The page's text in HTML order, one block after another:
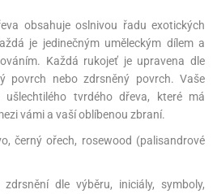
obsahuje oslnivou řadu exotických
je jedinečným uměleckým dílem a
Každá rukojeť je upravena dle
povrch nebo zdrsněný povrch. Vaše
tvrdého dřeva, které má
vámi a vaší oblíbenou zbraní.
černý ořech, rosewood (palisandrové
dle výběru, iniciály, symboly,